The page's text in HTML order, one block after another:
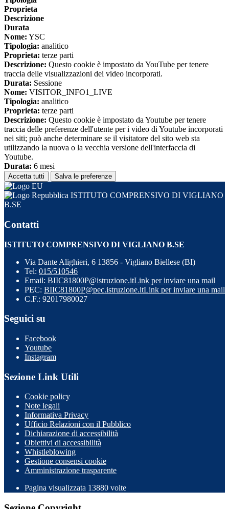
Proprieta
Descrizione
Durata
Nome: YSC
Tipologia: analitico
Proprieta: terze parti
Descrizione: Questo cookie è impostato da YouTube per tenere
traccia delle visualizzazioni dei video incorporati.
Durata: Sessione
Nome: VISITOR_INFO1_LIVE
Tipologia: analitico
Proprieta: terze parti
Descrizione: Questo cookie è impostato da Youtube per tenere
traccia delle preferenze dell'utente per i video di Youtube incorporati
nei siti; può anche determinare se il visitatore del sito web sta
utilizzando la nuova o la vecchia versione dell'interfaccia di
Youtube.
Durata: 6 mesi
Accetta tutti Salva le preferenze
ISTITUTO COMPRENSIVO DI VIGLIANO
B.SE
Contatti
ISTITUTO COMPRENSIVO DI VIGLIANO B.SE
Via Dante Alighieri, 6 13856 - Vigliano Biellese (BI)
Tel: 015/510546
Email: BIIC81800P@istruzione.itLink per inviare una mail
PEC: BIIC81800P@pec.istruzione.itLink per inviare una mail
C.F.: 92017980027
Seguici su
Facebook
Youtube
Instagram
Sezione Link Utili
Cookie policy
Note legali
Informativa Privacy
Ufficio Relazioni con il Pubblico
Dichiarazione di accessibilità
Obiettivi di accessibilità
Whistleblowing
Gestione consensi cookie
Amministrazione trasparente
Pagina visualizzata 13880 volte